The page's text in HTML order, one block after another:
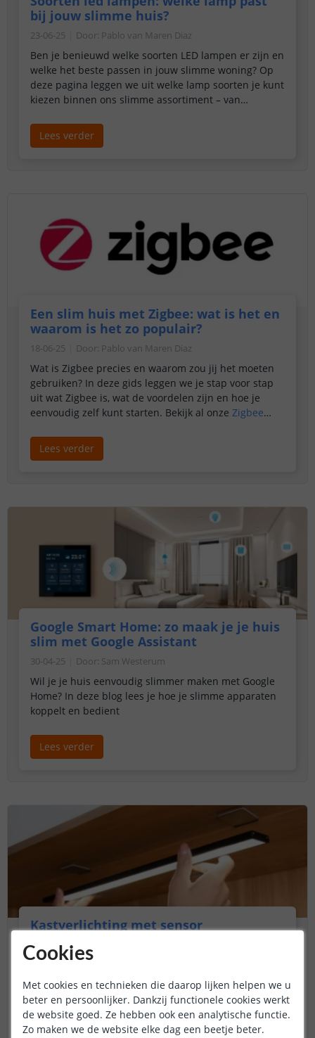
om te starten met een slim en comfortabel huis.
bij jouw slimme huis?
23-06-25 Door: Pablo van Maren Diaz
Ben je benieuwd welke soorten LED lampen er zijn en
welke het beste passen in jouw slimme woning? Op
deze pagina leggen we uit welke lamp soorten je kunt
kiezen binnen ons slimme assortiment – van
praktische kastverlichting.
Lees verder
Een slim huis met Zigbee: wat is het en
waarom is het zo populair?
18-06-25 Door: Pablo van Maren Diaz
Wat is Zigbee precies en waarom zou jij het moeten
gebruiken? In deze gids leggen we je stap voor stap
uit wat Zigbee is, wat de voordelen zijn en hoe je
eenvoudig zelf kunt starten. Bekijk al onze Zigbee
Lees verder
Google Smart Home: zo maak je je huis
slim met Google Assistant
30-04-25 Door: Sam Westerum
Wil je je huis eenvoudig slimmer maken met Google
Home? In deze blog lees je hoe je slimme apparaten
koppelt en bedient
Lees verder
Kastverlichting met sensor
27-01-25
Bent u op zoek naar de perfecte manier om uw
kasten, lades en andere donkere ruimtes te
verlichten? Zoek niet verder! Ontdek onze collectie
draadloze slimme kastverlichting
Cookies
Met cookies en technieken die daarop lijken helpen we u
beter en persoonlijker. Dankzij functionele cookies werkt
de website goed. Ze hebben ook een analytische functie.
Zo maken we de website elke dag een beetje beter.